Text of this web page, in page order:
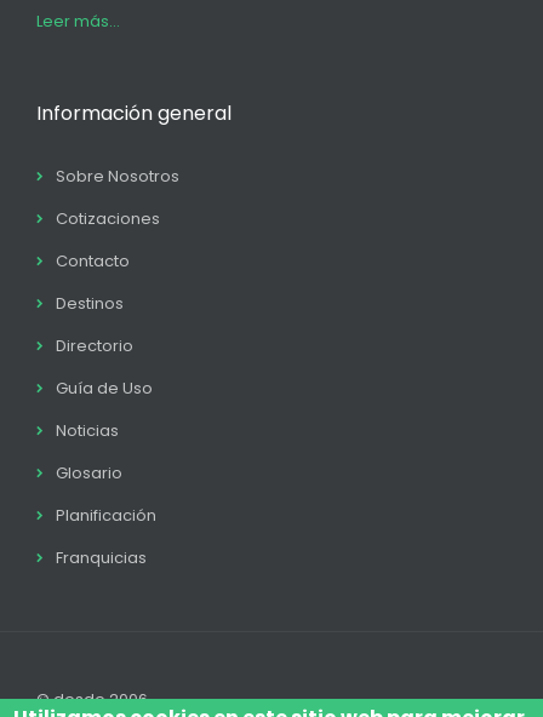
Leer más...
Información general
Sobre Nosotros
Cotizaciones
Contacto
Destinos
Directorio
Guía de Uso
Noticias
Glosario
Planificación
Franquicias
© desde 2006